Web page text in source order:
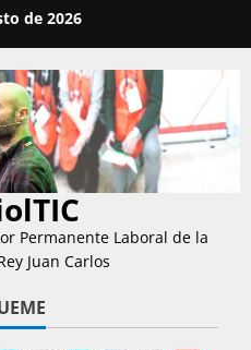
de 2026
Permanente Laboral de la
Juan Carlos